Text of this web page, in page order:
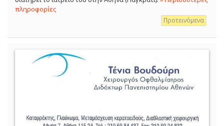
πληροφορίες
Προτεινόμενα